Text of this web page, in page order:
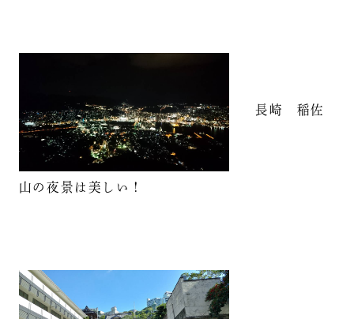
長崎 稲佐
山の夜景は美しい！